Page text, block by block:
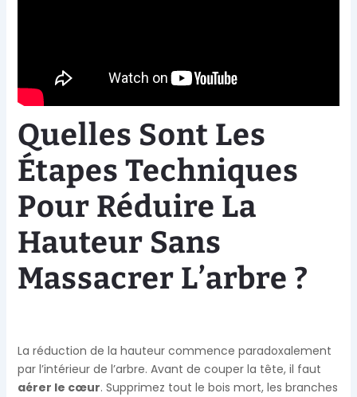
Quelles Sont Les
Étapes Techniques
Pour Réduire La
Hauteur Sans
Massacrer L’arbre ?
La réduction de la hauteur commence paradoxalement
par l’intérieur de l’arbre. Avant de couper la tête, il faut
aérer le cœur. Supprimez tout le bois mort, les branches